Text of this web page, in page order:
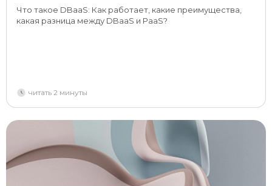
Что такое DBaaS: Как работает, какие преимущества,
какая разница между DBaaS и PaaS?
читать 2 минуты